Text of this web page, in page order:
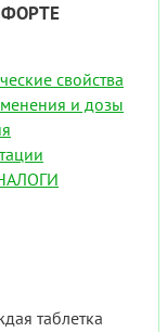
ФОРТЕ
свойства
и дозы
таблетка